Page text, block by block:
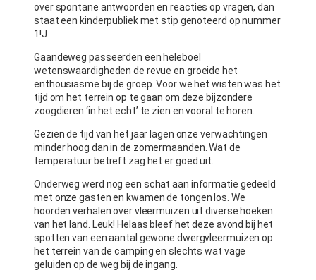
over spontane antwoorden en reacties op vragen, dan
staat een kinderpubliek met stip genoteerd op nummer
1!J
Gaandeweg passeerden een heleboel
wetenswaardigheden de revue en groeide het
enthousiasme bij de groep. Voor we het wisten was het
tijd om het terrein op te gaan om deze bijzondere
zoogdieren ‘in het echt’ te zien en vooral te horen.
Gezien de tijd van het jaar lagen onze verwachtingen
minder hoog dan in de zomermaanden. Wat de
temperatuur betreft zag het er goed uit.
Onderweg werd nog een schat aan informatie gedeeld
met onze gasten en kwamen de tongen los. We
hoorden verhalen over vleermuizen uit diverse hoeken
van het land. Leuk! Helaas bleef het deze avond bij het
spotten van een aantal gewone dwergvleermuizen op
het terrein van de camping en slechts wat vage
geluiden op de weg bij de ingang.